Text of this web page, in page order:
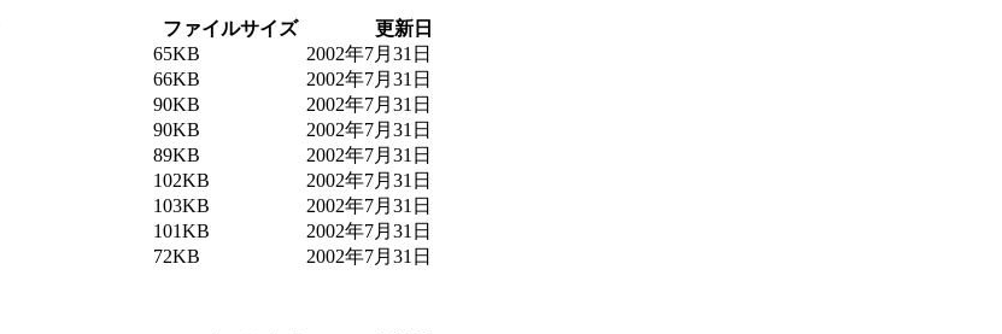
ファイルサイズ
更新日
65KB
2002年7月31日
66KB
2002年7月31日
90KB
2002年7月31日
90KB
2002年7月31日
89KB
2002年7月31日
102KB
2002年7月31日
103KB
2002年7月31日
101KB
2002年7月31日
72KB 2002年7月31日